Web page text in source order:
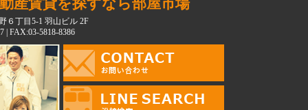
産賃貸を探すなら部屋市場
６丁目5-1 羽山ビル 2F
| FAX:03-5818-8386